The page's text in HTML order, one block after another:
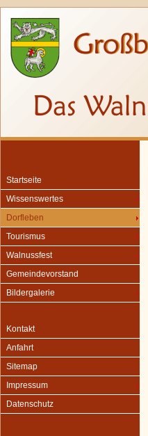
Startseite
Wissenswertes
Dorfleben
Tourismus
Walnussfest
Gemeindevorstand
Bildergalerie
Kontakt
Anfahrt
Sitemap
Impressum
Datenschutz